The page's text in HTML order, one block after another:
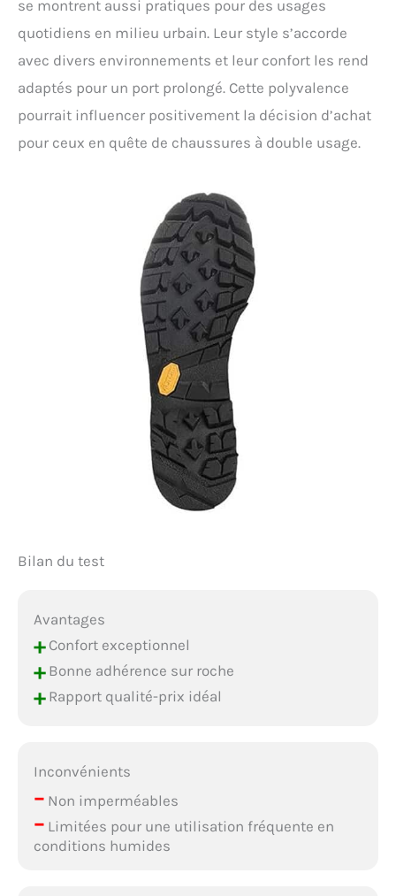
se montrent aussi pratiques pour des usages
quotidiens en milieu urbain. Leur style s’accorde
avec divers environnements et leur confort les rend
adaptés pour un port prolongé. Cette polyvalence
pourrait influencer positivement la décision d’achat
pour ceux en quête de chaussures à double usage.
Bilan du test
Avantages
+Confort exceptionnel
+Bonne adhérence sur roche
+Rapport qualité-prix idéal
Inconvénients
–Non imperméables
–Limitées pour une utilisation fréquente en
conditions humides